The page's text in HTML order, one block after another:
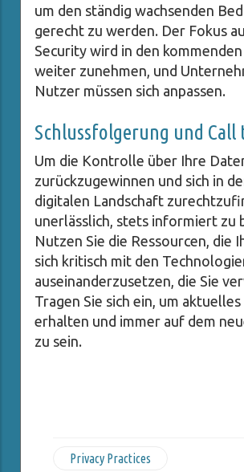
um den ständig wachsenden
gerecht zu werden. Der Fokus
Security wird in den
weiter zunehmen, und
Nutzer müssen sich anpassen.
Schlussfolgerung und Call
Um die Kontrolle über Ihre
zurückzugewinnen und sich in
digitalen Landschaft
unerlässlich, stets informiert zu
Nutzen Sie die Ressourcen, die
sich kritisch mit den
auseinanderzusetzen, die Sie
Tragen Sie sich ein, um aktuelles
erhalten und immer auf dem
zu sein.
Privacy Practices